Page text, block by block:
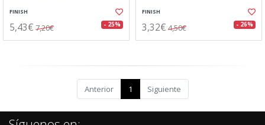
FINISH
5,43€ 7,20€ - 25%
FINISH
3,32€ 4,50€ - 26%
Anterior 1 Siguiente